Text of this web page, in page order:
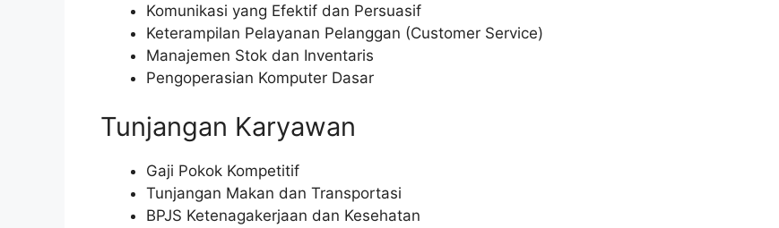
Komunikasi yang Efektif dan Persuasif
Keterampilan Pelayanan Pelanggan (Customer Service)
Manajemen Stok dan Inventaris
Pengoperasian Komputer Dasar
Tunjangan Karyawan
Gaji Pokok Kompetitif
Tunjangan Makan dan Transportasi
BPJS Ketenagakerjaan dan Kesehatan